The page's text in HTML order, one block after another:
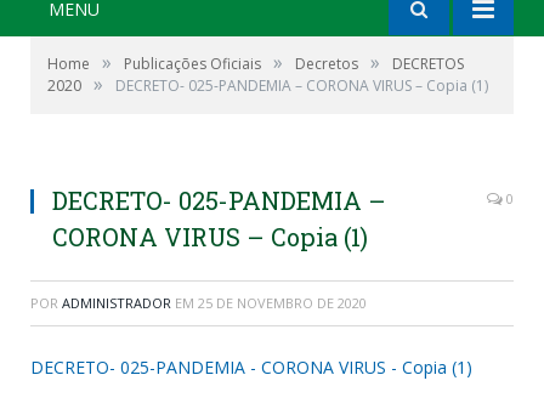
MENU
Home » Publicações Oficiais » Decretos »
DECRETOS
2020 » DECRETO- 025-PANDEMIA – CORONA VIRUS – Copia (1)
DECRETO- 025-PANDEMIA –
CORONA VIRUS – Copia (1)
0
POR ADMINISTRADOR EM 25 DE NOVEMBRO DE 2020
DECRETO- 025-PANDEMIA - CORONA VIRUS - Copia (1)